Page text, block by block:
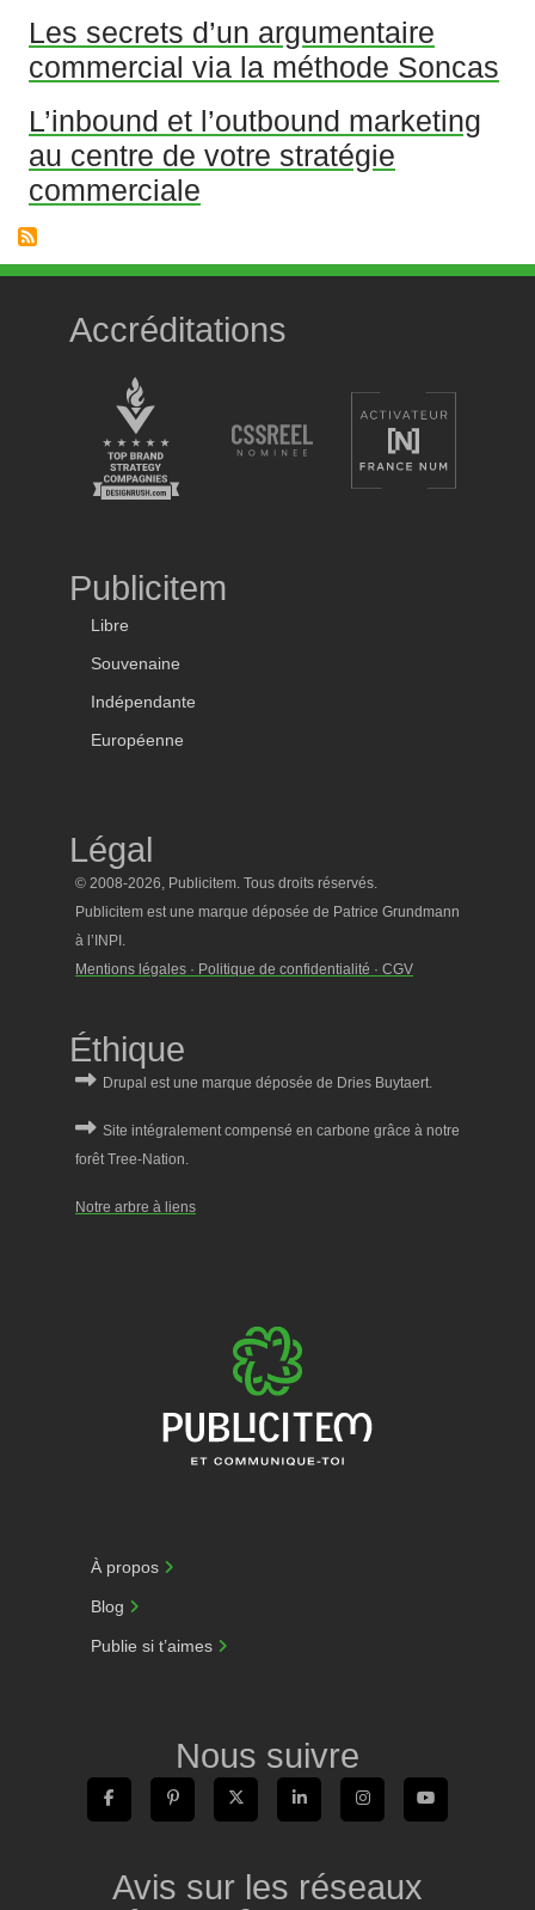
Les secrets d’un argumentaire
commercial via la méthode Soncas
L’inbound et l’outbound marketing
au centre de votre stratégie
commerciale
Accréditations
Publicitem
Libre
Souvenaine
Indépendante
Européenne
Légal
© 2008-2026, Publicitem. Tous droits réservés.
Publicitem est une marque déposée de Patrice Grundmann
à l’INPI.
Mentions légales · Politique de confidentialité · CGV
Éthique
Notre arbre à liens
À propos
Blog
Publie si t’aimes
Nous suivre
Avis sur les réseaux